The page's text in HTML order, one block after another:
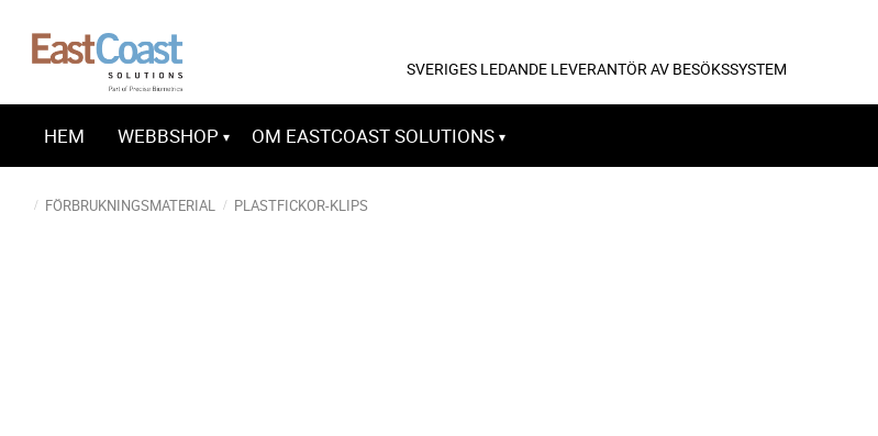
SVERIGES LEDANDE LEVERANTÖR AV BESÖKSSYSTEM
HEM WEBBSHOP OM EASTCOAST SOLUTIONS
FÖRBRUKNINGSMATERIAL PLASTFICKOR-KLIPS